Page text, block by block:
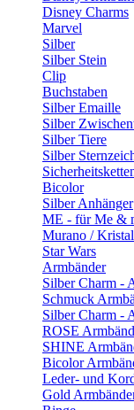
Disney Charms
Marvel
Silber
Silber Stein
Clip
Buchstaben
Silber Emaille
Silber
Silber Tiere
Silber
Bicolor
Silber Anhänger
ME - für Me &
Murano /
Star Wars
Armbänder
Silber Charm -
Schmuck
Silber Charm -
ROSE
SHINE
Bicolor
Leder- und
Gold